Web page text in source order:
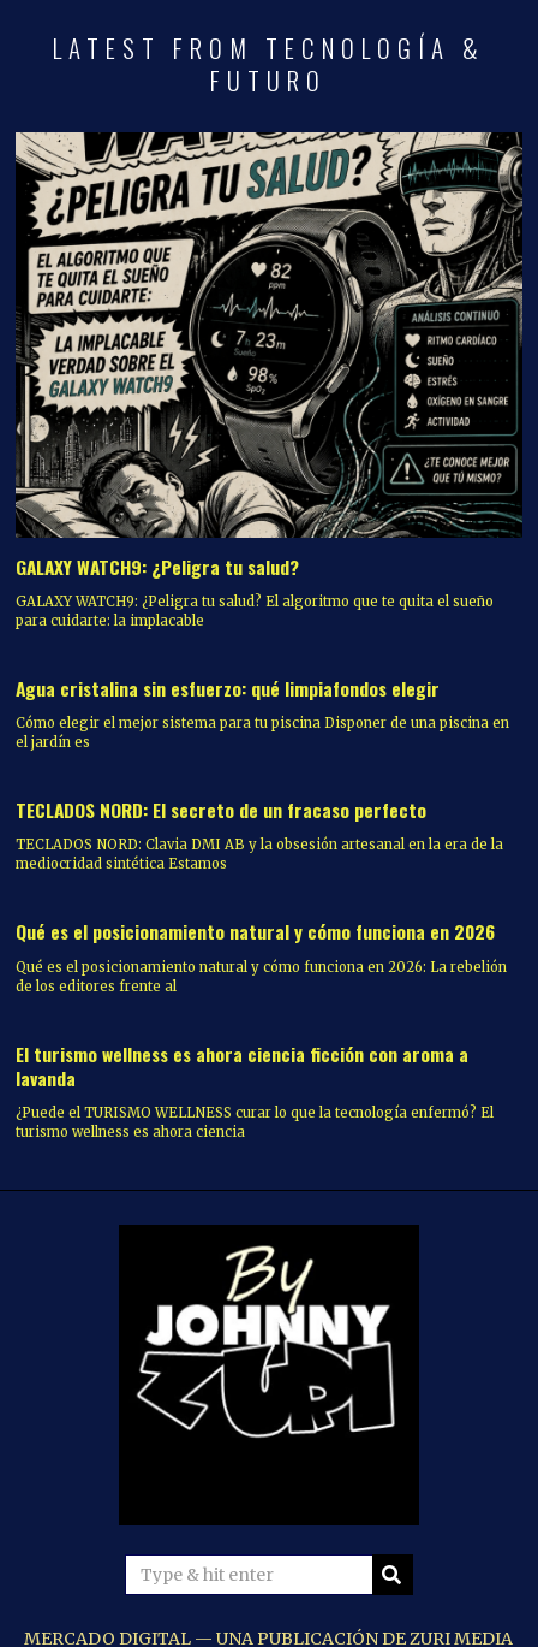
LATEST FROM TECNOLOGÍA &
FUTURO
GALAXY WATCH9: ¿Peligra tu salud?
GALAXY WATCH9: ¿Peligra tu salud? El algoritmo que te quita el sueño
para cuidarte: la implacable
Agua cristalina sin esfuerzo: qué limpiafondos elegir
Cómo elegir el mejor sistema para tu piscina Disponer de una piscina en
el jardín es
TECLADOS NORD: El secreto de un fracaso perfecto
TECLADOS NORD: Clavia DMI AB y la obsesión artesanal en la era de la
mediocridad sintética Estamos
Qué es el posicionamiento natural y cómo funciona en 2026
Qué es el posicionamiento natural y cómo funciona en 2026: La rebelión
de los editores frente al
El turismo wellness es ahora ciencia ficción con aroma a
lavanda
¿Puede el TURISMO WELLNESS curar lo que la tecnología enfermó? El
turismo wellness es ahora ciencia
MERCADO DIGITAL — UNA PUBLICACIÓN DE ZURI MEDIA